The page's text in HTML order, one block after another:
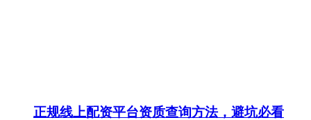
正规线上配资平台资质查询方法，避坑必看